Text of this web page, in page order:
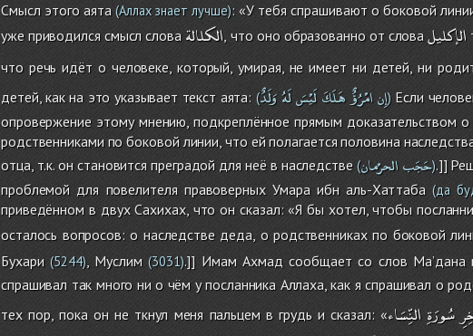
Смысл этого аята(Аллах знает лучше): «У тебя спрашивают о боковой
уже приводился смысл слова الكلالة, что оно образованно от словаالإكليل
что речь идёт о человеке, который, умирая, не имеет ни детей, ни
детей, как на это указывает текст аята: ( إِنامْرُؤٌهَلَكَلَيْسَلَهُوَلَدٌ )Если
опровержение этому мнению, подкреплённое прямым доказательством
родственниками по боковой линии, что ей полагается половина
отца, т.к. он становится преградой для неё в наследстве( حَجَبالحرْمان ).]]
проблемой для повелителя правоверных Умара ибн аль-Хаттаба(да
приведённом в двух Сахихах, что он сказал: «Я бы хотел, чтобы
осталось вопросов: о наследстве деда, о родственниках по боковой
Бухари(5244), Муслим(3031).]] Имам Ахмад сообщает со слов Ма’дана
спрашивал так много ни о чём у посланника Аллаха, как я спрашивал о
тех пор, пока он не ткнул меня пальцем в грудь и сказал: «
سُورَةِالنِّسَاء